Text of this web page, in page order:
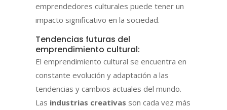
emprendedores culturales puede tener un
impacto significativo en la sociedad.
Tendencias futuras del
emprendimiento cultural:
El emprendimiento cultural se encuentra en
constante evolución y adaptación a las
tendencias y cambios actuales del mundo.
Las industrias creativas son cada vez más